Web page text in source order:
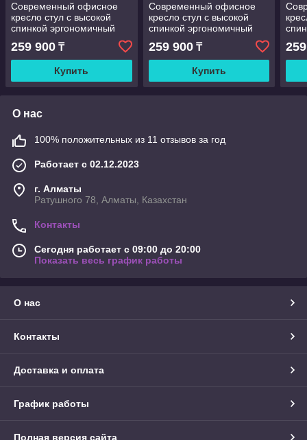
Современный офисное
кресло стул с высокой
спинкой эргономичный
дизайн натуральная или
искусственная кожа-
прочный и удобный
259 900 ₸
Купить
Современный офисное
кресло стул с высокой
спинкой эргономичный
дизайн натуральная или
искусственная кожа-
прочный и удобный
259 900₸
Купить
О нас
100% положительных из 11 отзывов за год
Работает с 02.12.2023
г. Алматы
Ратушного 78, Алматы, Казахстан
Контакты
Сегодня работает с 09:00 до 20:00
Показать весь график работы
О нас
Контакты
Доставка и оплата
График работы
Полная версия сайта